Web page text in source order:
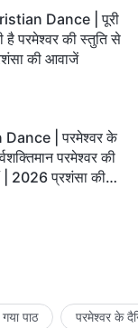
Dance | पूरी
है परमेश्वर की स्तुति से
की आवाजें
| परमेश्वर के
परमेश्वर की
| 2026 प्रशंसा की
पाठ परमेश्वर के